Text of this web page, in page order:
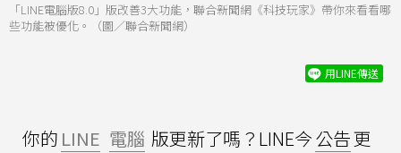
「LINE電腦版8.0」版改善3大功能，聯合新聞網《科技玩家》帶你來看看哪
些功能被優化。（圖／聯合新聞網）
用LINE傳送
你的 LINE 電腦 版更新了嗎？LINE今公告更